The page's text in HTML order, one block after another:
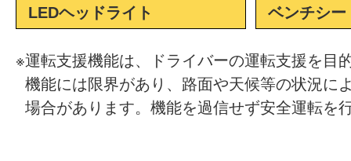
LEDヘッドライト ベンチシー
※運転支援機能は、ドライバーの運転支援を目
機能には限界があり、路面や天候等の状況に
場合があります。機能を過信せず安全運転を